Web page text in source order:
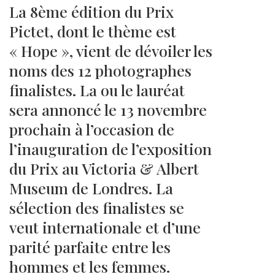
La 8ème édition du Prix
Pictet, dont le thème est
« Hope », vient de dévoiler les
noms des 12 photographes
finalistes. La ou le lauréat
sera annoncé le 13 novembre
prochain à l’occasion de
l’inauguration de l’exposition
du Prix au Victoria & Albert
Museum de Londres. La
sélection des finalistes se
veut internationale et d’une
parité parfaite entre les
hommes et les femmes.